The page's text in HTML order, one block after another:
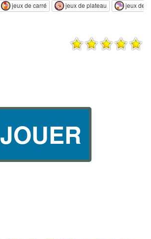
jeux de carré jeux de plateau jeux de
JOUER